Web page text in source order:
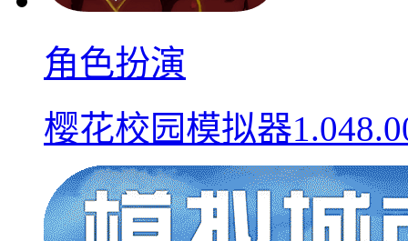
角色扮演
樱花校园模拟器